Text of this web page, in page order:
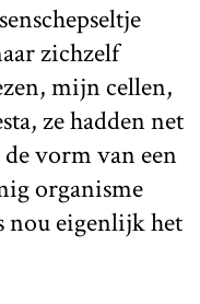
zichzelf
mijn cellen,
ze hadden net
vorm van een
organisme
nou eigenlijk het